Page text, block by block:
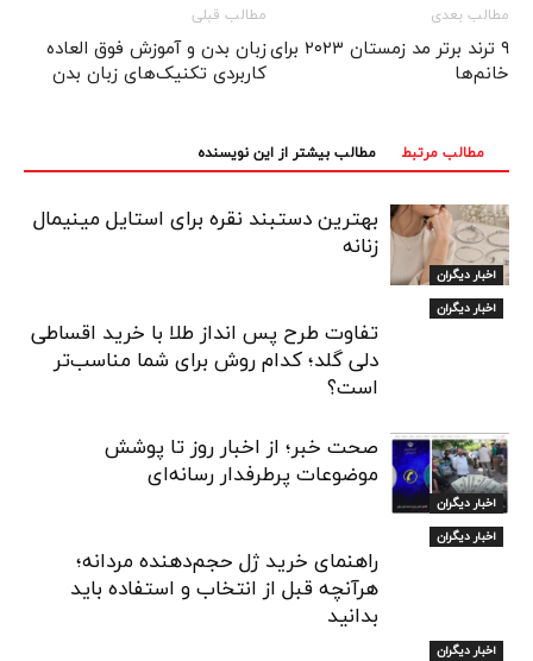
مطالب قبلی
زبان بدن و آموزش فوق العاده
کاربردی تکنیک‌های زبان بدن
مطالب بعدی
۹ ترند برتر مد زمستان ۲۰۲۳ برای
خانم‌ها
مطالب مرتبط مطالب بیشتر از این نویسنده
اخبار دیگران
بهترین دستبند نقره برای استایل مینیمال
زنانه
اخبار دیگران
تفاوت طرح پس انداز طلا با خرید اقساطی
دلی گلد؛ کدام روش برای شما مناسب‌تر
است؟
اخبار دیگران
صحت خبر؛ از اخبار روز تا پوشش
موضوعات پرطرفدار رسانه‌ای
اخبار دیگران
راهنمای خرید ژل حجم‌دهنده مردانه؛
هرآنچه قبل از انتخاب و استفاده باید
بدانید
اخبار دیگران